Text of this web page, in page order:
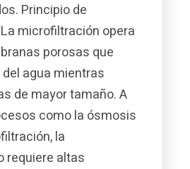
Principio de
microfiltración opera
porosas que
agua mientras
de mayor tamaño. A
como la ósmosis
la
requiere altas